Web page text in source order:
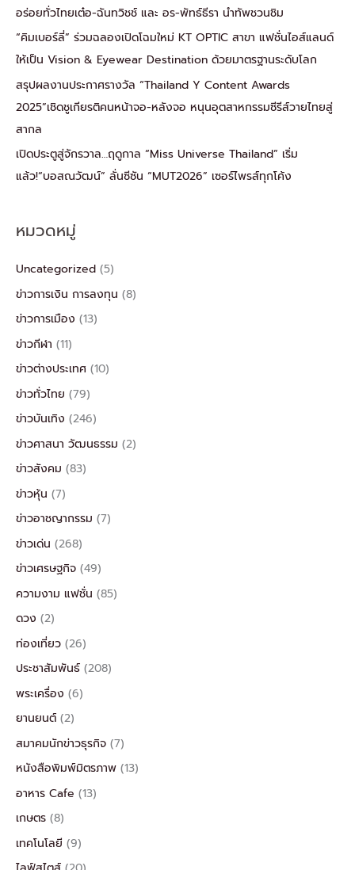
อร่อยทั่วไทยเต๋อ-ฉันทวิชช์ และ อร-พัทธ์ธีรา นำทัพชวนชิม
“คิมเบอร์ลี่” ร่วมฉลองเปิดโฉมใหม่ KT OPTIC สาขา แฟชั่นไอส์แลนด์
ให้เป็น Vision & Eyewear Destination ด้วยมาตรฐานระดับโลก
สรุปผลงานประกาศรางวัล “Thailand Y Content Awards
2025”เชิดชูเกียรติคนหน้าจอ-หลังจอ หนุนอุตสาหกรรมซีรีส์วายไทยสู่
สากล
เปิดประตูสู่จักรวาล…ฤดูกาล “Miss Universe Thailand” เริ่ม
แล้ว!“บอสณวัฒน์” ลั่นซีซัน “MUT2026” เซอร์ไพรส์ทุกโค้ง
หมวดหมู่
Uncategorized (5)
ข่าวการเงิน การลงทุน (8)
ข่าวการเมือง (13)
ข่าวกีฬา (11)
ข่าวต่างประเทศ (10)
ข่าวทั่วไทย (79)
ข่าวบันเทิง (246)
ข่าวศาสนา วัฒนธรรม (2)
ข่าวสังคม (83)
ข่าวหุ้น (7)
ข่าวอาชญากรรม (7)
ข่าวเด่น (268)
ข่าวเศรษฐกิจ (49)
ความงาม แฟชั่น (85)
ดวง (2)
ท่องเที่ยว (26)
ประชาสัมพันธ์ (208)
พระเครื่อง (6)
ยานยนต์ (2)
สมาคมนักข่าวธุรกิจ (7)
หนังสือพิมพ์มิตรภาพ (13)
อาหาร Cafe (13)
เกษตร (8)
เทคโนโลยี (9)